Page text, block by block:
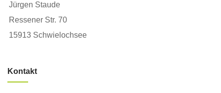
Jürgen Staude
Ressener Str. 70
15913 Schwielochsee
Kontakt